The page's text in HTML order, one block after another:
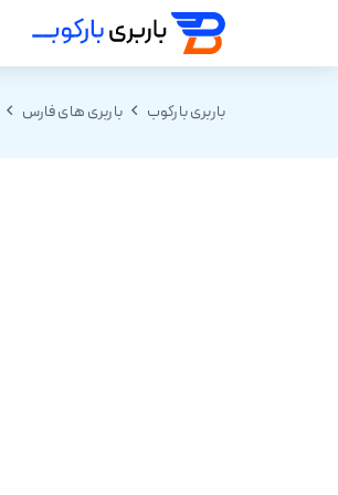
باربری بارکوب باربری های فارس